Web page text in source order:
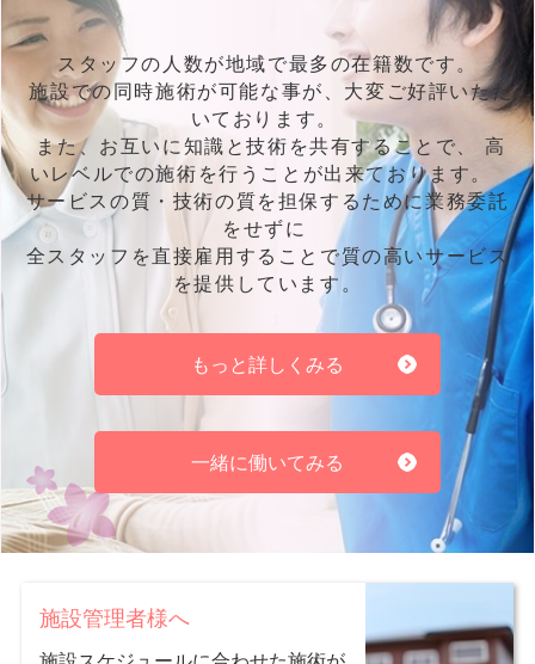
スタッフの人数が地域で最多の在籍数です。
施設での同時施術が可能な事が、大変ご好評いただ
いております。
また、お互いに知識と技術を共有することで、 高
いレベルでの施術を行うことが出来ております。
サービスの質・技術の質を担保するために業務委託
をせずに
全スタッフを直接雇用することで質の高いサービス
を提供しています。
もっと詳しくみる
一緒に働いてみる
施設管理者様へ
空き時間を有効活用出来る
神戸すみれ治療院は地域最多のスタッフ在籍数であることから施
設へ複数同時派遣が可能となっております。複数名へ同時接受す
る事が可能となるのでタイムスケジュールのコントロールがし易
くなるとお喜びの声を頂いております。
その 6